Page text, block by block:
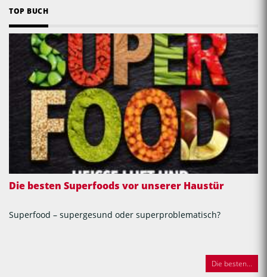
TOP BUCH
Die besten Superfoods vor unserer Haustür
Superfood – supergesund oder superproblematisch?
Die besten...